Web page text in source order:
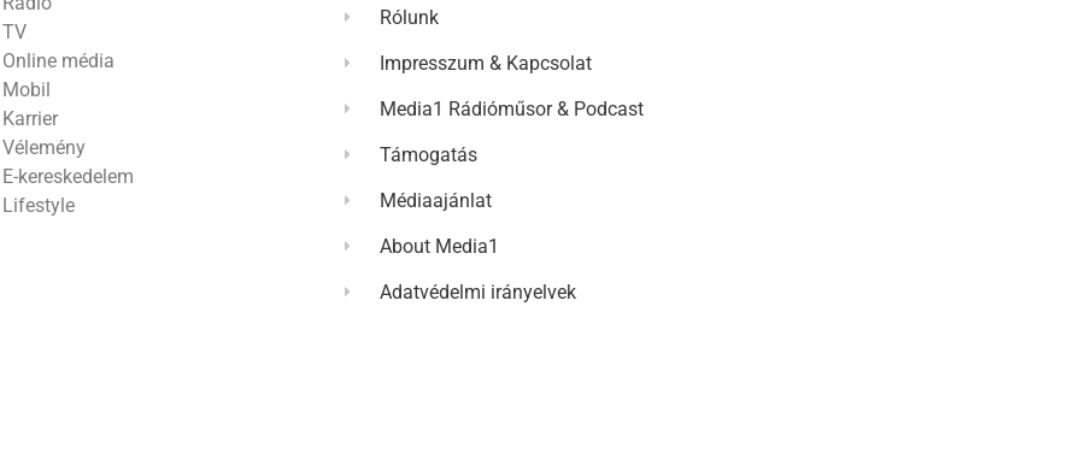
TV
Online média
Mobil
Karrier
Vélemény
E-kereskedelem
Lifestyle
Rólunk
Impresszum & Kapcsolat
Media1 Rádióműsor & Podcast
Támogatás
Médiaajánlat
About Media1
Adatvédelmi irányelvek